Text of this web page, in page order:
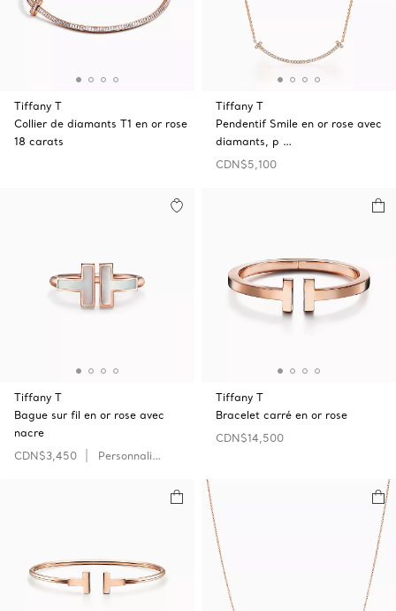
Tiffany T
Collier de diamants T1 en or rose
18 carats
Tiffany T
Pendentif Smile en or rose avec
diamants, p …
CDN$5,100
Tiffany T
Bague sur fil en or rose avec
nacre
CDN$3,450
Personnaliser
Tiffany T
Bracelet carré en or rose
CDN$14,500